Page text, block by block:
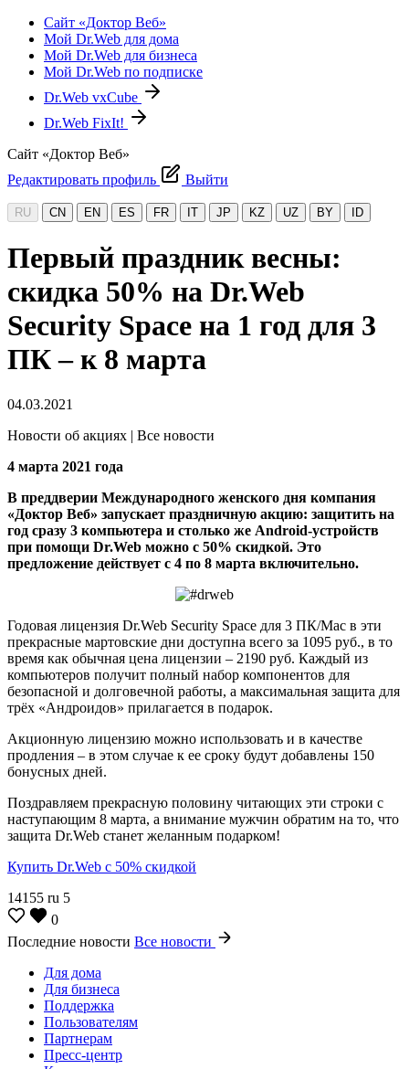
Сайт «Доктор Веб»
Мой Dr.Web для дома
Мой Dr.Web для бизнеса
Мой Dr.Web по подписке
Dr.Web vxCube
Dr.Web FixIt!
Сайт «Доктор Веб»
Редактировать профиль
Выйти
RU CN EN ES FR IT JP KZ UZ BY ID
Первый праздник весны:
скидка 50% на Dr.Web
Security Space на 1 год для 3
ПК – к 8 марта
04.03.2021
Новости об акциях | Все новости
4 марта 2021 года
В преддверии Международного женского дня компания
«Доктор Веб» запускает праздничную акцию: защитить на
год сразу 3 компьютера и столько же Android-устройств
при помощи Dr.Web можно с 50% скидкой. Это
предложение действует с 4 по 8 марта включительно.
Годовая лицензия Dr.Web Security Space для 3 ПК/Мас в эти
прекрасные мартовские дни доступна всего за 1095 руб., в то
время как обычная цена лицензии – 2190 руб. Каждый из
компьютеров получит полный набор компонентов для
безопасной и долговечной работы, а максимальная защита для
трёх «Андроидов» прилагается в подарок.
Акционную лицензию можно использовать и в качестве
продления – в этом случае к ее сроку будут добавлены 150
бонусных дней.
Поздравляем прекрасную половину читающих эти строки с
наступающим 8 марта, а внимание мужчин обратим на то, что
защита Dr.Web станет желанным подарком!
Купить Dr.Web с 50% скидкой
14155 ru 5
0
Последние новости Все новости
Для дома
Для бизнеса
Поддержка
Пользователям
Партнерам
Пресс-центр